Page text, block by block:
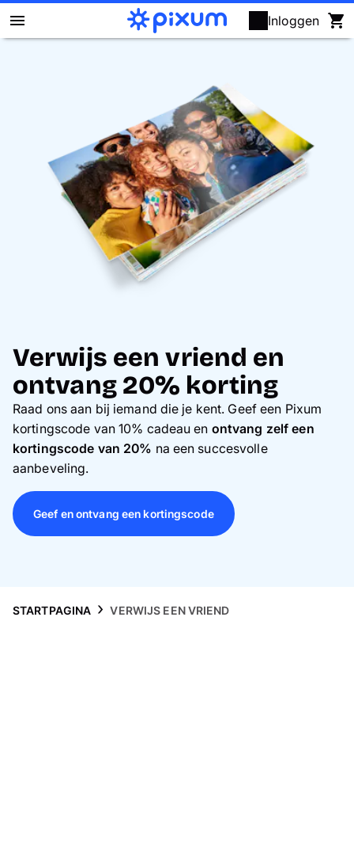
Inloggen
Posters & wanddecoratie
Kalenders
Gsm-hoesjes
Thema's
Service
Verwijs een vriend en
ontvang 20% korting
Raad ons aan bij iemand die je kent. Geef een Pixum
kortingscode van 10% cadeau en ontvang zelf een
kortingscode van 20% na een succesvolle
aanbeveling.
Geef en ontvang een kortingscode
STARTPAGINA VERWIJS EEN VRIEND